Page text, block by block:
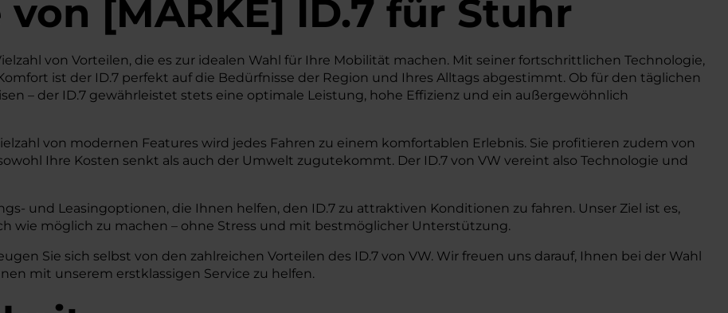
von [MARKE] ID.7 für Stuhr
von Vorteilen, die es zur idealen Wahl für Ihre Mobilität machen. Mit seiner fortschrittlichen Technologie,
ist der ID.7 perfekt auf die Bedürfnisse der Region und Ihres Alltags abgestimmt. Ob für den täglichen
– der ID.7 gewährleistet stets eine optimale Leistung, hohe Effizienz und ein außergewöhnlich
von modernen Features wird jedes Fahren zu einem komfortablen Erlebnis. Sie profitieren zudem von
Ihre Kosten senkt als auch der Umwelt zugutekommt. Der ID.7 von VW vereint also Technologie und
und Leasingoptionen, die Ihnen helfen, den ID.7 zu attraktiven Konditionen zu fahren. Unser Ziel ist es,
wie möglich zu machen – ohne Stress und mit bestmöglicher Unterstützung.
Sie sich selbst von den zahlreichen Vorteilen des ID.7 von VW. Wir freuen uns darauf, Ihnen bei der Wahl
mit unserem erstklassigen Service zu helfen.